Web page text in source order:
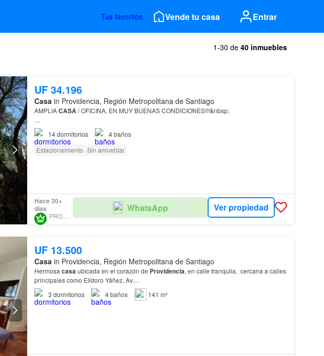
Tus favoritos Vende tu casa Entrar
1-30 de 40 inmuebles
UF 34.196
Casain Providencia, Región Metropolitana de Santiago
AMPLIACASA/ OFICINA, EN MUY BUENAS CONDICIONES!!!&nbsp;
Barrio residencial y tranquilo de
14dormitorios 4baños
Estacionamiento Sin amueblar
Hace 30+
días
PROURBE
WhatsApp Ver propiedad
UF 13.500
Casa in Providencia, Región Metropolitana de Santiago
Hermosa casaubicada en el corazón de Providencia, en calle tranquila, cercana a calles
principales como Elidoro Yáñez, Av…
3 dormitorios 4baños 141 m²